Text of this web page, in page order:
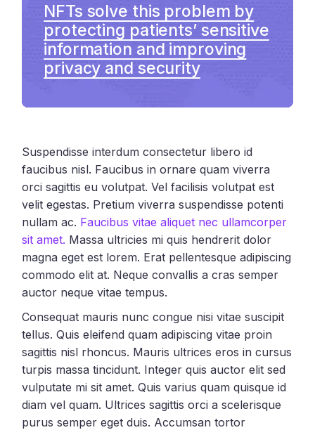
NFTs solve this problem by
protecting patients’ sensitive
information and improving
privacy and security
Suspendisse interdum consectetur libero id
faucibus nisl. Faucibus in ornare quam viverra
orci sagittis eu volutpat. Vel facilisis volutpat est
velit egestas. Pretium viverra suspendisse potenti
nullam ac. Faucibus vitae aliquet nec ullamcorper
sit amet. Massa ultricies mi quis hendrerit dolor
magna eget est lorem. Erat pellentesque adipiscing
commodo elit at. Neque convallis a cras semper
auctor neque vitae tempus.
Consequat mauris nunc congue nisi vitae suscipit
tellus. Quis eleifend quam adipiscing vitae proin
sagittis nisl rhoncus. Mauris ultrices eros in cursus
turpis massa tincidunt. Integer quis auctor elit sed
vulputate mi sit amet. Quis varius quam quisque id
diam vel quam. Ultrices sagittis orci a scelerisque
purus semper eget duis. Accumsan tortor